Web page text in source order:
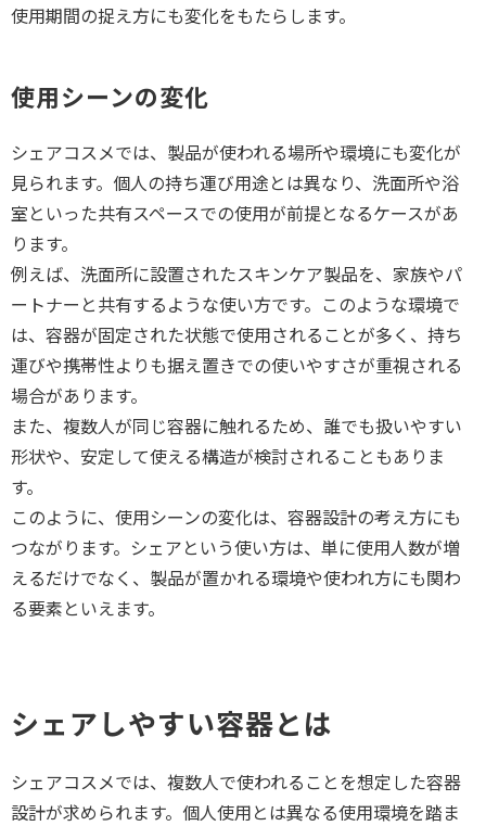
使用期間の捉え方にも変化をもたらします。
使用シーンの変化
シェアコスメでは、製品が使われる場所や環境にも変化が
見られます。個人の持ち運び用途とは異なり、洗面所や浴
室といった共有スペースでの使用が前提となるケースがあ
ります。
例えば、洗面所に設置されたスキンケア製品を、家族やパ
ートナーと共有するような使い方です。このような環境で
は、容器が固定された状態で使用されることが多く、持ち
運びや携帯性よりも据え置きでの使いやすさが重視される
場合があります。
また、複数人が同じ容器に触れるため、誰でも扱いやすい
形状や、安定して使える構造が検討されることもありま
す。
このように、使用シーンの変化は、容器設計の考え方にも
つながります。シェアという使い方は、単に使用人数が増
えるだけでなく、製品が置かれる環境や使われ方にも関わ
る要素といえます。
シェアしやすい容器とは
シェアコスメでは、複数人で使われることを想定した容器
設計が求められます。個人使用とは異なる使用環境を踏ま